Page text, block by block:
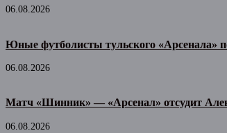
06.08.2026
Юные футболисты тульского «Арсенала»
06.08.2026
Матч «Шинник» — «Арсенал» отсудит
06.08.2026